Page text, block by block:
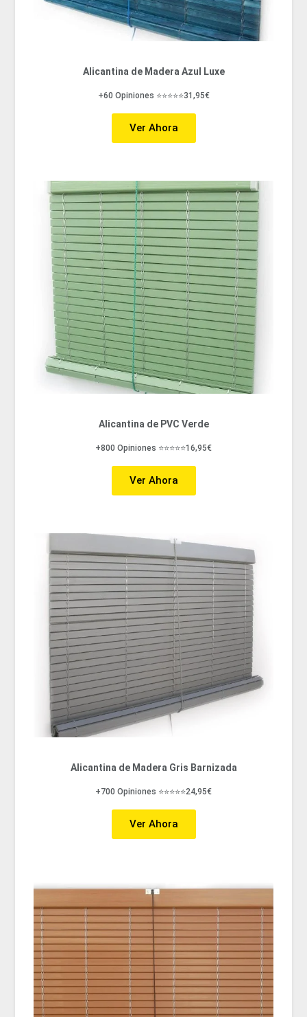
Alicantina de Madera Azul Luxe
+60 Opiniones ⭐⭐⭐⭐⭐31,95€
Ver Ahora
Alicantina de PVC Verde
+800 Opiniones ⭐⭐⭐⭐⭐16,95€
Ver Ahora
Alicantina de Madera Gris Barnizada
+700 Opiniones ⭐⭐⭐⭐⭐24,95€
Ver Ahora